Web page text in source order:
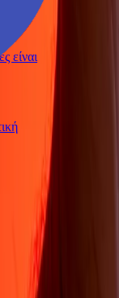
είναι